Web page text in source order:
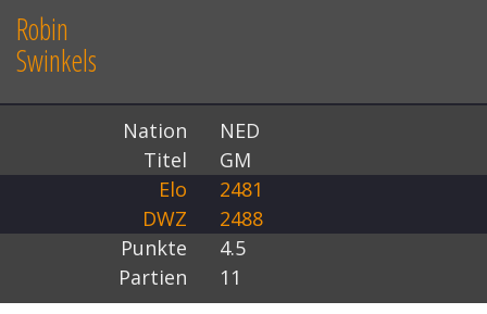
Robin
Swinkels
Nation
NED
Titel
GM
Elo
2481
DWZ
2488
Punkte
4.5
Partien
11